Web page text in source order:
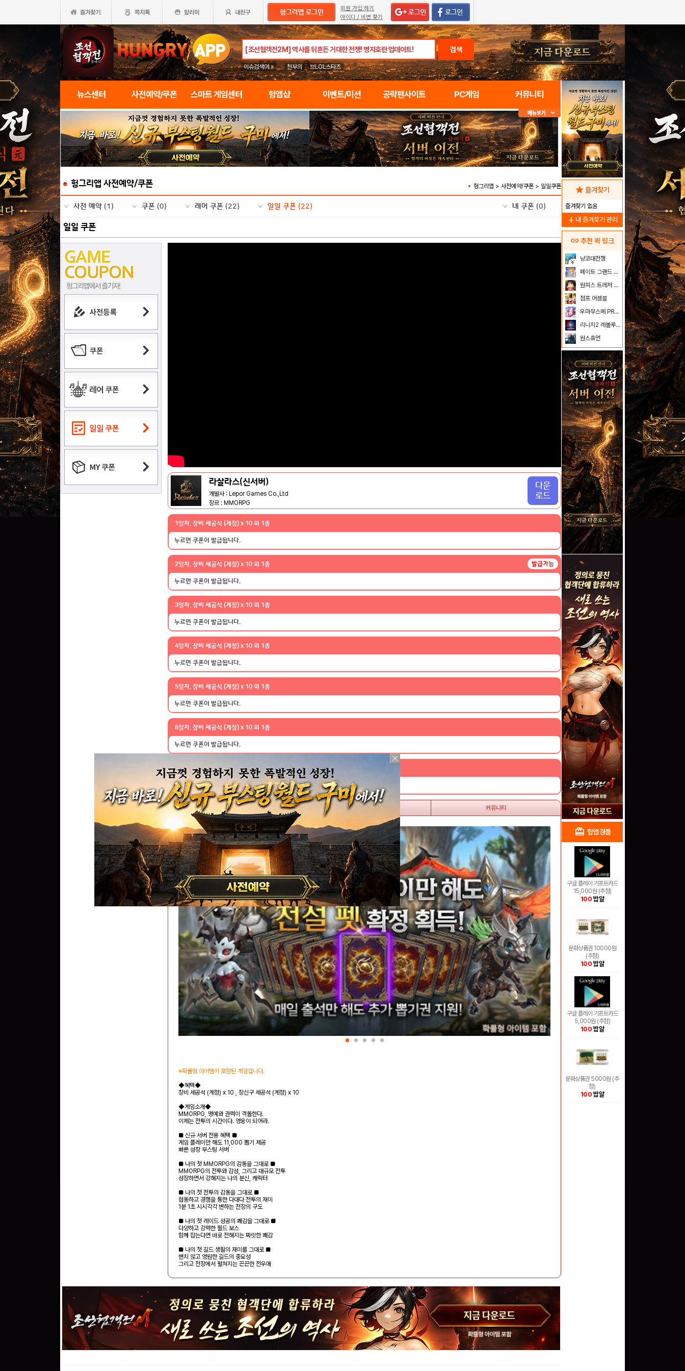
회원 가입 하기
아이디 / 비번 찾기
검색
이슈검색어 » 천부의 브LOL스타즈
뉴스센터 사전예약/쿠폰 스마트 게임센터 헝앱샵 이벤트/미션 공략팬사이트 PC게임 커뮤니티
헝그리앱 사전예약/쿠폰 헝그리앱 > 사전예약/쿠폰 > 일일쿠폰
사전 예약 (1) 쿠폰 (0) 레어 쿠폰 (22) 일일 쿠폰 (22) 내 쿠폰 (0)
일일 쿠폰
다운
로드
라살라스(신서버)
개발사 : Lepor Games Co.,Ltd
장르 : MMORPG
1일차. 장비 세공석 (계정) x 10 외 1종
누르면 쿠폰이 발급됩니다.
2일차. 장비 세공석 (계정) x 10 외 1종 발급가능
누르면 쿠폰이 발급됩니다.
3일차. 장비 세공석 (계정) x 10 외 1종
누르면 쿠폰이 발급됩니다.
4일차. 장비 세공석 (계정) x 10 외 1종
누르면 쿠폰이 발급됩니다.
5일차. 장비 세공석 (계정) x 10 외 1종
누르면 쿠폰이 발급됩니다.
6일차. 장비 세공석 (계정) x 10 외 1종
누르면 쿠폰이 발급됩니다.
7일차. 장비 세공석 (계정) x 10 외 1종
누르면 쿠폰이 발급됩니다.
게임소개 쿠폰혜택 커뮤니티
※확률형 아이템이 포함된 게임입니다.
◆혜택◆
장비 세공석 (계정) x 10 , 장신구 세공석 (계정) x 10
◆게임소개◆
MMORPG, 명예와 권력이 격돌한다.
이제는 전투의 시간이다. 영웅이 되어라.
■ 신규 서버 전용 혜택 ■
게임 플레이만 해도 11,000 뽑기 제공
빠른 성장 부스팅 서버
■ 나의 첫 MMORPG의 감동을 그대로 ■
MMORPG의 전투와 감성, 그리고 대규모 전투
성장하면서 강해지는 나의 분신, 캐릭터
■ 나의 첫 전투의 감동을 그대로 ■
협동하고 경쟁을 통한 다대다 전투의 재미
1분 1초 시시각각 변하는 전장의 구도
■ 나의 첫 레이드 성공의 쾌감을 그대로 ■
다양하고 강력한 필드 보스
함께 잡는다면 바로 전해지는 짜릿한 쾌감
■ 나의 첫 길드 생활의 재미를 그대로 ■
변치 않고 영원한 길드의 중요성
그리고 전장에서 펼쳐지는 끈끈한 전우애
star 즐겨찾기
즐겨찾기 없음
add 내 즐겨찾기 관리
link 추천 퀵 링크
냥코대전쟁
페이트 그랜드 오더
원피스 트레저 크루즈
점프 어셈블
우마무스메 PRETTY DERBY
리니지2 레볼루션
원스휴먼
redeem 헝앱 경품
구글 플레이 기프트카드
15,000원 (추첨)
100 밥알
문화상품권 10000원
(추첨)
100 밥알
구글 플레이 기프트카드
5,000원 (추첨)
100 밥알
문화상품권 5000원 (추
첨)
100 밥알